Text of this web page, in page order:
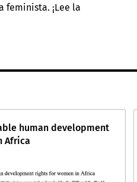
¡Lee la
human development
Africa